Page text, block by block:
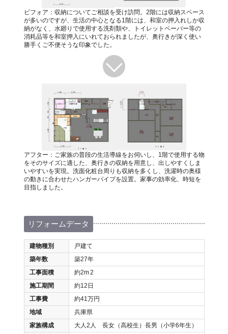
ビフォア：収納についてご相談を受け訪問。2階には収納スペース
が多いのですが、生活の中心となる1階には、和室の押入れしか収
納がなく、水廻りで使用する洗剤類や、トイレットペーパー等の
消耗品等を和室押入にいれておられましたが、奥行きが深く使い
勝手くご不便そうな印象でした。
アフター：ご家族の普段の生活導線をお伺いし、1階で使用する物
をそのサイズに適した、奥行きの収納を用意し、出しやすくしま
いやすいを実現。洗面化粧台周りも収納を多くし、洗濯時の奥様
の動きに合わせたハンガーパイプを設置。家事の効率化、時短を
目指しました。
リフォームデータ
建物種別
戸建て
築年数
築27年
工事面積
約2m2
施工期間
約12日
工事費
約41万円
地域
兵庫県
家族構成
大人2人 長女（高校生）長男（小学6年生）